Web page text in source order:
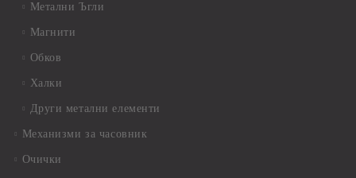
Метални Ъгли
Магнити
Обков
Халки
Други метални елементи
Механизми за часовник
Очички